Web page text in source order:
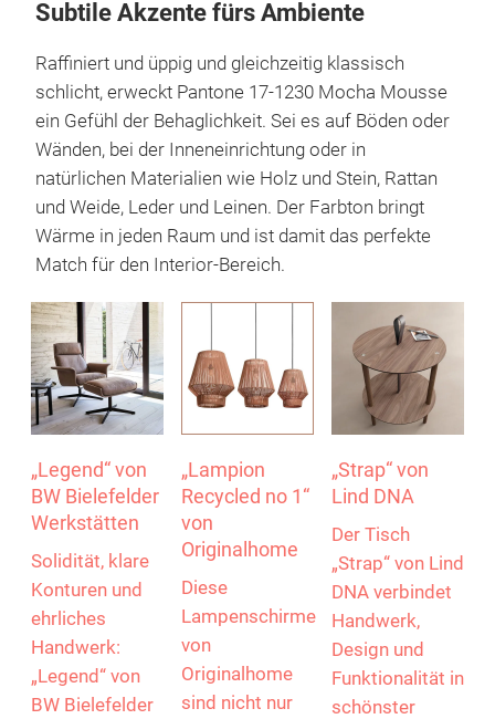
Subtile Akzente fürs Ambiente
Raffiniert und üppig und gleichzeitig klassisch
schlicht, erweckt Pantone 17-1230 Mocha Mousse
ein Gefühl der Behaglichkeit. Sei es auf Böden oder
Wänden, bei der Inneneinrichtung oder in
natürlichen Materialien wie Holz und Stein, Rattan
und Weide, Leder und Leinen. Der Farbton bringt
Wärme in jeden Raum und ist damit das perfekte
Match für den Interior-Bereich.
„Legend“ von
BW Bielefelder
Werkstätten
Solidität, klare
Konturen und
ehrliches
Handwerk:
„Legend“ von
BW Bielefelder
„Lampion
Recycled no 1“
von
Originalhome
Diese
Lampenschirme
von
Originalhome
sind nicht nur
„Strap“ von
Lind DNA
Der Tisch
„Strap“ von Lind
DNA verbindet
Handwerk,
Design und
Funktionalität in
schönster